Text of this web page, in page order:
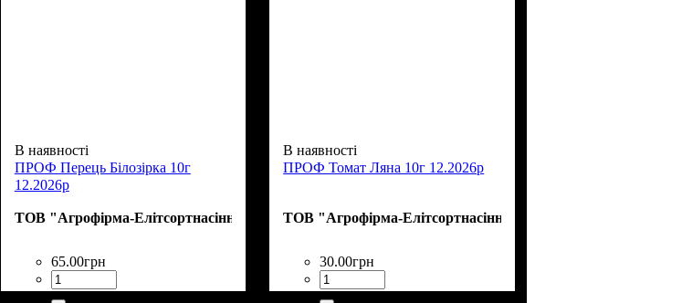
В наявності
ПРОФ Перець Білозірка 10г
12.2026р
ТОВ "Агрофірма-Елітсортнасіння"
65.00грн
В наявності
ПРОФ Томат Ляна 10г 12.2026р
ТОВ "Агрофірма-Елітсортнасіння"
30.00грн